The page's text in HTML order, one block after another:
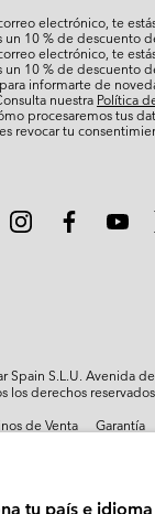
electrónico, te
10 % de descuento
electrónico, te
10 % de descuento
informarte de
nuestra Política
procesaremos tus
revocar tu
Spain S.L.U. Avenida
los derechos reservados.
de Venta
Garantía
de miembros
tu país e